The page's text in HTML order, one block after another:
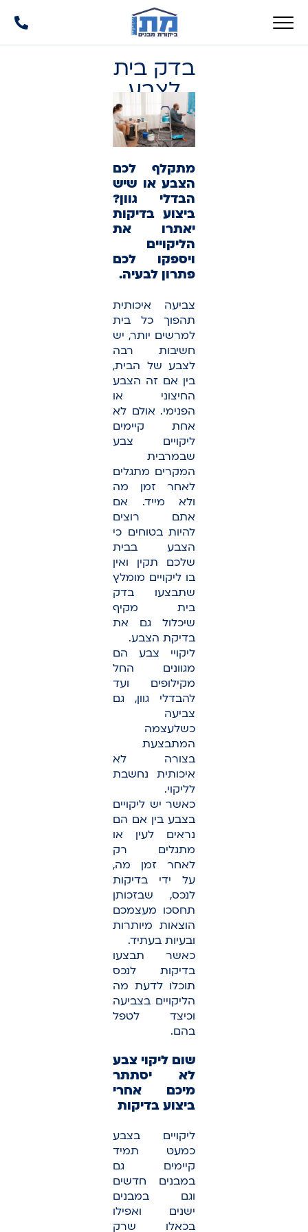
בדק בית
לצבע
מתקלף לכם
הצבע או שיש
הבדלי גוון?
ביצוע בדיקות
יאתרו את
הליקויים
ויספקו לכם
פתרון לבעיה.
צביעה איכותית
תהפוך כל בית
למרשים יותר, יש
חשיבות רבה
לצבע של הבית,
בין אם זה הצבע
החיצוני או
הפנימי. אולם לא
אחת קיימים
ליקויים צבע
שבמרבית
המקרים מתגלים
לאחר זמן מה
ולא מייד. אם
אתם רוצים
להיות בטוחים כי
הצבע בבית
שלכם תקין ואין
בו ליקויים מומלץ
שתבצעו בדק
בית מקיף
שיכלול גם את
בדיקת הצבע.
ליקויי צבע הם
מגוונים החל
מקילופים ועד
להבדלי גוון, גם
צביעה
כשלעצמה
המתבצעת
בצורה לא
איכותית נחשבת
לליקוי.
כאשר יש ליקויים
בצבע בין אם הם
נראים לעין או
מתגלים רק
לאחר זמן מה,
על ידי בדיקות
לנכס, שבזכותן
תחסכו מעצמכם
הוצאות מיותרות
ובעיות בעתיד.
כאשר תבצעו
בדיקות לנכס
תוכלו לדעת מה
הליקויים בצביעה
וכיצד לטפל
בהם.
שום ליקוי צבע
לא יסתתר
מיכם אחרי
ביצוע בדיקות
ליקויים בצבע
כמעט תמיד
קיימים גם
במבנים חדשים
וגם במבנים
ישנים ואפילו
בכאלו שרק